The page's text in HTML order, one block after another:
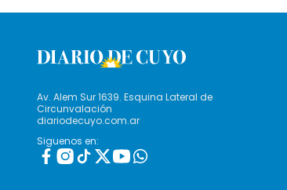
Av. Alem Sur 1639. Esquina Lateral de
Circunvalación
diariodecuyo.com.ar
Siguenos en: